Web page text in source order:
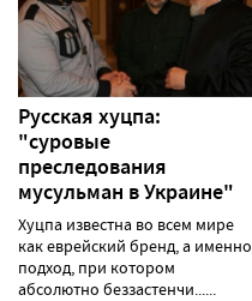
Русская хуцпа:
"суровые
преследования
мусульман в Украине"
Хуцпа известна во всем мире
как еврейский бренд, а именно
подход, при котором
абсолютно беззастенчи......